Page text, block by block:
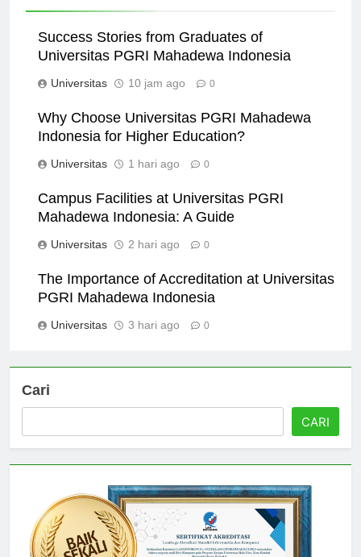
Success Stories from Graduates of
Universitas PGRI Mahadewa Indonesia
Universitas 10 jam ago 0
Why Choose Universitas PGRI Mahadewa
Indonesia for Higher Education?
Universitas 1 hari ago 0
Campus Facilities at Universitas PGRI
Mahadewa Indonesia: A Guide
Universitas 2 hari ago 0
The Importance of Accreditation at Universitas
PGRI Mahadewa Indonesia
Universitas 3 hari ago 0
Cari
CARI